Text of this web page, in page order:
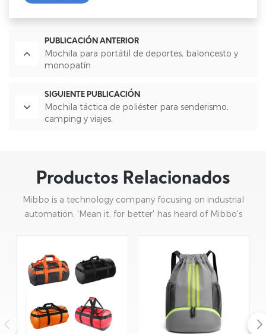
PUBLICACIÓN ANTERIOR
Mochila para portátil de deportes, baloncesto y
monopatín
SIGUIENTE PUBLICACIÓN
Mochila táctica de poliéster para senderismo,
camping y viajes.
Productos Relacionados
Mibbo is a technology company focusing on industrial
automation. 'Mean it, for better' has heard of Mibbo's